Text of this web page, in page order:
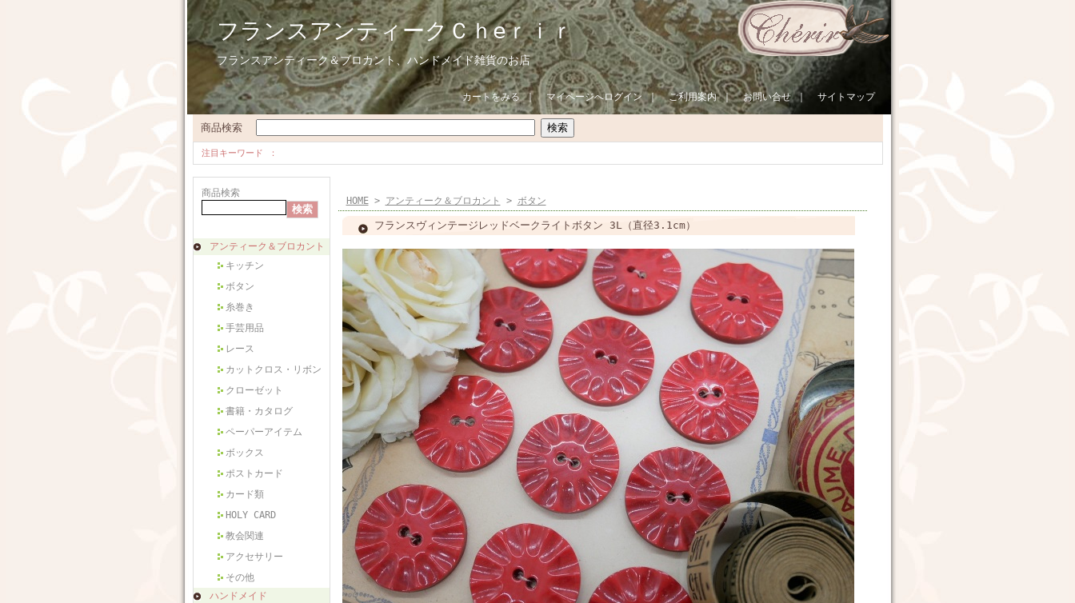
フランスアンティークＣｈeｒｉｒ
フランスアンティーク＆ブロカント、ハンドメイド雑貨のお店
カートをみる｜ マイページへログイン｜ ご利用案内｜ お問い合せ｜ サイトマップ
商品検索
注目キーワード
商品検索
アンティーク＆ブロカント
キッチン
ボタン
糸巻き
手芸用品
レース
カットクロス・リボン
クローゼット
書籍・カタログ
ペーパーアイテム
ボックス
ポストカード
カード類
HOLY CARD
教会関連
アクセサリー
その他
ハンドメイド
HOME> アンティーク＆ブロカント > ボタン
フランスヴィンテージレッドベークライトボタン 3L（直径3.1cm）